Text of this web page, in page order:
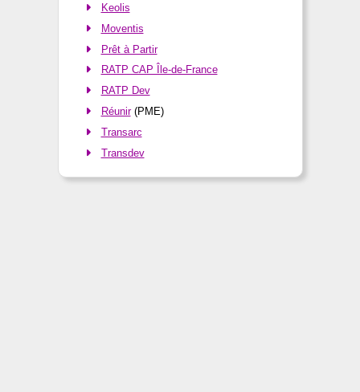
Keolis
Moventis
Prêt à Partir
RATP CAP Île-de-France
RATP Dev
Réunir(PME)
Transarc
Transdev